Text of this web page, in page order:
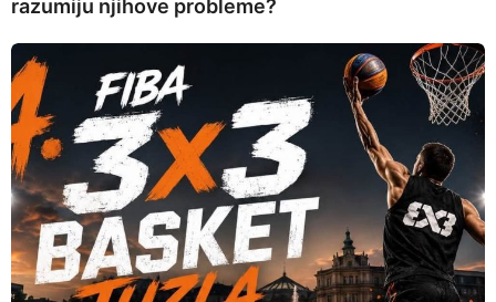
razumiju njihove probleme?